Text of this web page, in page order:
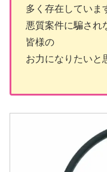
多く存在していま
悪質案件に騙され
皆様の
お力になりたいと